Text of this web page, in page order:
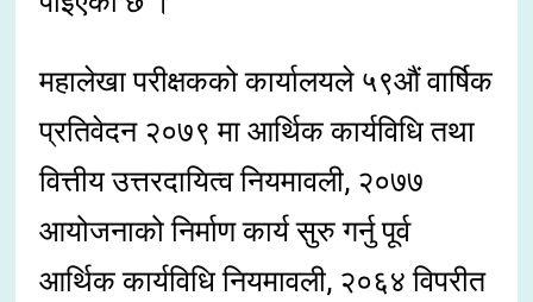
महालेखा परीक्षकको कार्यालयले ५९औं वार्षिक
प्रतिवेदन २०७९ मा आर्थिक कार्यविधि तथा
वित्तीय उत्तरदायित्व नियमावली, २०७७
आयोजनाको निर्माण कार्य सुरु गर्नु पूर्व
आर्थिक कार्यविधि नियमावली, २०६४ विपरीत